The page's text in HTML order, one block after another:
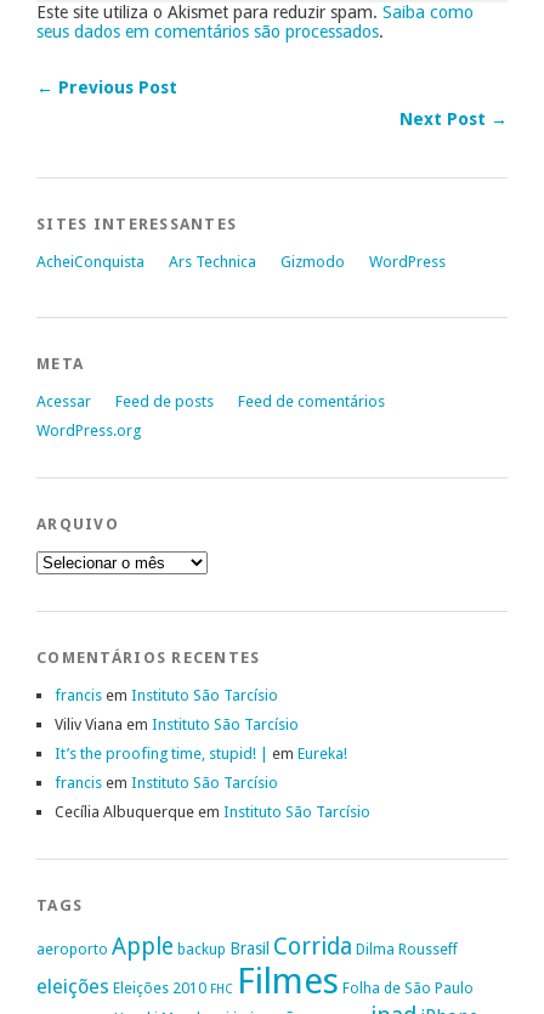
Este site utiliza o Akismet para reduzir spam. Saiba como
seus dados em comentários são processados.
← Previous Post
Next Post →
SITES INTERESSANTES
AcheiConquista Ars Technica Gizmodo WordPress
META
Acessar Feed de posts
Feed de comentários
WordPress.org
ARQUIVO
Arquivo
COMENTÁRIOS RECENTES
francis em Instituto São Tarcísio
Viliv Viana em Instituto São Tarcísio
It’s the proofing time, stupid! | em Eureka!
francis em Instituto São Tarcísio
Cecília Albuquerque em Instituto São Tarcísio
TAGS
aeroporto Apple backup Brasil Corrida Dilma Rousseff
eleições Eleições 2010 FHC Filmes Folha de São Paulo